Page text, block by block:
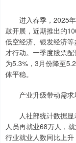
进入春季，2025年
鼓开展，近期推出的
低空经济、银发经济
才行动。一季度股票
为5.3%，3月份降至
体平稳。
产业升级带动需求
人社部统计数据显
人员再就业68万人，
行业就业人数同比上升